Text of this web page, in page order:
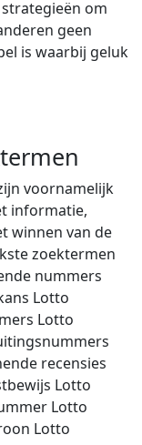
om
geen
is waarbij geluk
voornamelijk
informatie,
winnen van de
zoektermen
nummers
Lotto
Lotto
recensies
Lotto
Lotto
Lotto